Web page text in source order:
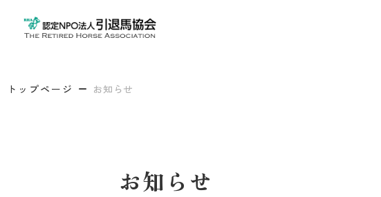
トップページ お知らせ
お知らせ